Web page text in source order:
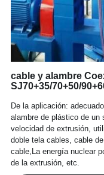
Payoff&Take-
Taping
Haul-off
Extruder Parts
35KV CCV
News
Español
cable y alambre
SJ70+35/70+50/
De la aplicación:
alambre de plástico de un
velocidad de extrusión,
doble tela cables, cable
cable,La energía nuclear
de la extrusión, etc.